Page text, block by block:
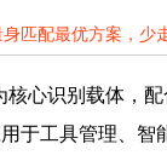
匹配最优方案，少
心识别载体，
于工具管理、智